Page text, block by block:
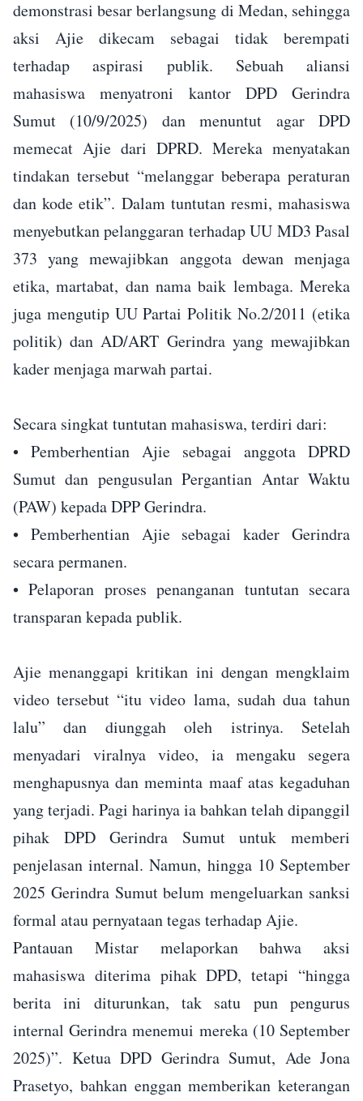
demonstrasi besar berlangsung di Medan, sehingga
aksi Ajie dikecam sebagai tidak berempati
terhadap aspirasi publik. Sebuah aliansi
mahasiswa menyatroni kantor DPD Gerindra
Sumut (10/9/2025) dan menuntut agar DPD
memecat Ajie dari DPRD. Mereka menyatakan
tindakan tersebut “melanggar beberapa peraturan
dan kode etik”. Dalam tuntutan resmi, mahasiswa
menyebutkan pelanggaran terhadap UU MD3 Pasal
373 yang mewajibkan anggota dewan menjaga
etika, martabat, dan nama baik lembaga. Mereka
juga mengutip UU Partai Politik No.2/2011 (etika
politik) dan AD/ART Gerindra yang mewajibkan
kader menjaga marwah partai.
Secara singkat tuntutan mahasiswa, terdiri dari:
• Pemberhentian Ajie sebagai anggota DPRD
Sumut dan pengusulan Pergantian Antar Waktu
(PAW) kepada DPP Gerindra.
• ⁠Pemberhentian Ajie sebagai kader Gerindra
secara permanen.
• ⁠Pelaporan proses penanganan tuntutan secara
transparan kepada publik.
Ajie menanggapi kritikan ini dengan mengklaim
video tersebut “itu video lama, sudah dua tahun
lalu” dan diunggah oleh istrinya. Setelah
menyadari viralnya video, ia mengaku segera
menghapusnya dan meminta maaf atas kegaduhan
yang terjadi. Pagi harinya ia bahkan telah dipanggil
pihak DPD Gerindra Sumut untuk memberi
penjelasan internal. Namun, hingga 10 September
2025 Gerindra Sumut belum mengeluarkan sanksi
formal atau pernyataan tegas terhadap Ajie.
Pantauan Mistar melaporkan bahwa aksi
mahasiswa diterima pihak DPD, tetapi “hingga
berita ini diturunkan, tak satu pun pengurus
internal Gerindra menemui mereka (10 September
2025)”. Ketua DPD Gerindra Sumut, Ade Jona
Prasetyo, bahkan enggan memberikan keterangan